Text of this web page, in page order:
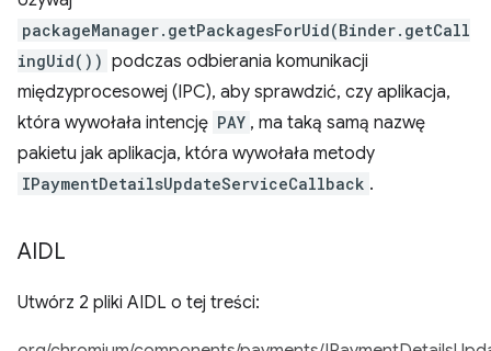
packageManager.getPackagesForUid(Binder.getCall
ingUid()) podczas odbierania komunikacji
międzyprocesowej (IPC), aby sprawdzić, czy aplikacja,
która wywołała intencję PAY , ma taką samą nazwę
pakietu jak aplikacja, która wywołała metody
IPaymentDetailsUpdateServiceCallback .
AIDL
Utwórz 2 pliki AIDL o tej treści: